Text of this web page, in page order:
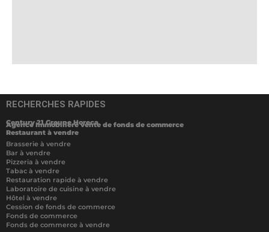
RECHERCHES RAPIDES
Century 21 Groupe Horeca
Agence Immobilière vente de fonds de commerce
Restaurant à vendre
Brasserie à vendre
Bar à vendre
Pizzeria à vendre
Tabac à vendre
Restauration rapide à vendre
Laboratoire de cuisine à vendre
Hôtel à vendre
Cession de fonds de commerce
Fonds de commerce
Fonds de commerce à vendre